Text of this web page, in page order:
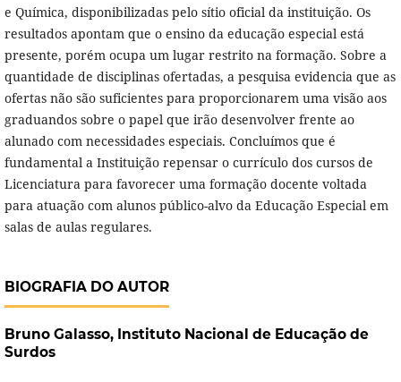
e Química, disponibilizadas pelo sítio oficial da instituição. Os
resultados apontam que o ensino da educação especial está
presente, porém ocupa um lugar restrito na formação. Sobre a
quantidade de disciplinas ofertadas, a pesquisa evidencia que as
ofertas não são suficientes para proporcionarem uma visão aos
graduandos sobre o papel que irão desenvolver frente ao
alunado com necessidades especiais. Concluímos que é
fundamental a Instituição repensar o currículo dos cursos de
Licenciatura para favorecer uma formação docente voltada
para atuação com alunos público-alvo da Educação Especial em
salas de aulas regulares.
BIOGRAFIA DO AUTOR
Bruno Galasso, Instituto Nacional de Educação de
Surdos